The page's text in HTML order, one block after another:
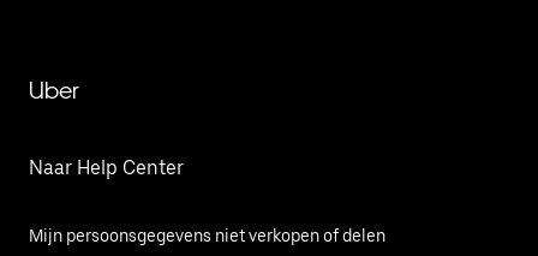
Uber
Naar Help Center
Mijn persoonsgegevens niet verkopen of delen